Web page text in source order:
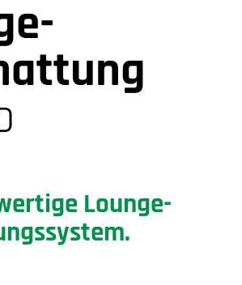
Lounge-